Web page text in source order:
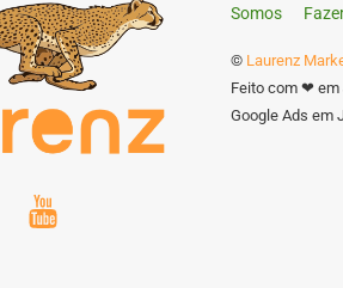
Facebook
Somos
© Laurenz
Feito com ❤ em
Google Ads em